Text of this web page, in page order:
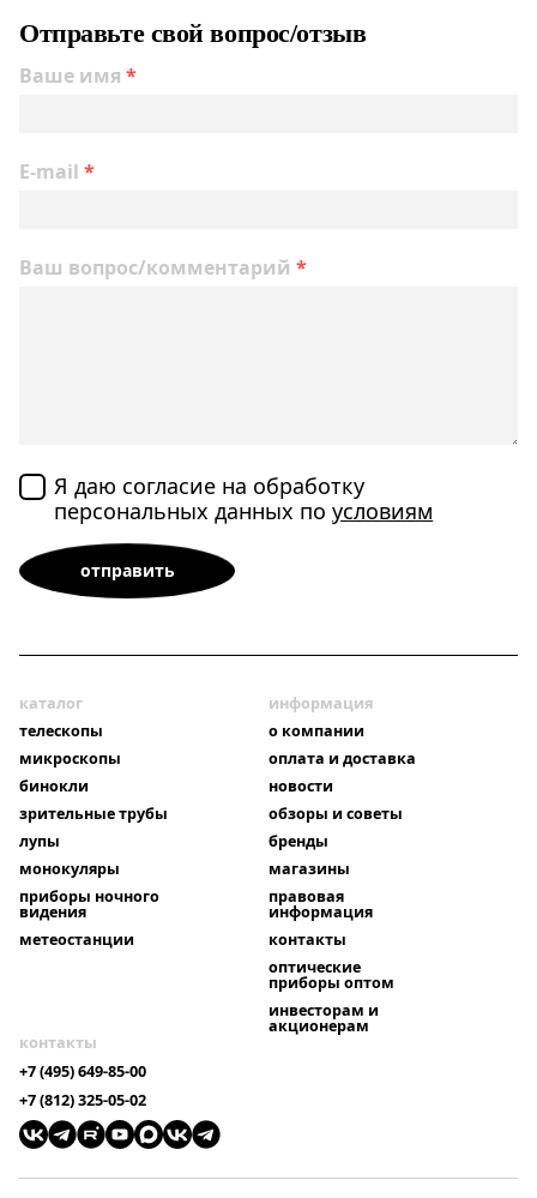
Отправьте свой вопрос/отзыв
Ваше имя *
E-mail *
Ваш вопрос/комментарий *
Я даю согласие на обработку
персональных данных поусловиям
каталог
телескопы
микроскопы
бинокли
зрительные трубы
лупы
монокуляры
приборы ночного
видения
метеостанции
информация
о компании
оплата и доставка
новости
обзоры и советы
бренды
магазины
правовая
информация
контакты
оптические
приборы оптом
инвесторам и
акционерам
контакты
+7 (495) 649-85-00
+7 (812) 325-05-02